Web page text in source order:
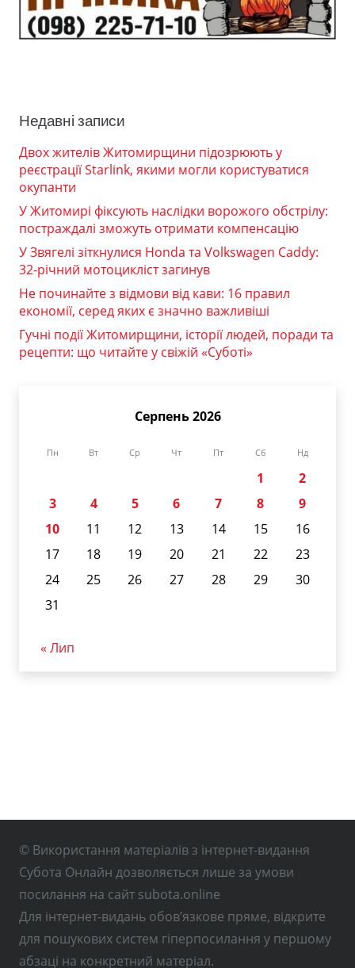
Недавні записи
Двох жителів Житомирщини підозрюють у
реєстрації Starlink, якими могли користуватися
окупанти
У Житомирі фіксують наслідки ворожого обстрілу:
постраждалі зможуть отримати компенсацію
У Звягелі зіткнулися Honda та Volkswagen Caddy:
32-річний мотоцикліст загинув
Не починайте з відмови від кави: 16 правил
економії, серед яких є значно важливіші
Гучні події Житомирщини, історії людей, поради та
рецепти: що читайте у свіжій «Суботі»
Серпень 2026
Пн Вт Ср Чт Пт Сб Нд
1
2
3
4 5 6 7 8
9
10
11 12 13 14 15
16
17
18 19 20 21 22
23
24
25 26 27 28 29
30
31
« Лип
© Використання матеріалів з інтернет-видання
Субота Онлайн дозволяється лише за умови
посилання на сайт subota.online
Для інтернет-видань обов’язкове пряме, відкрите
для пошукових систем гіперпосилання у першому
абзаці на конкретний матеріал.